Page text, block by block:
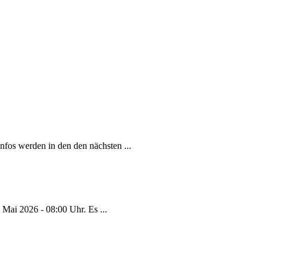
werden in den den nächsten ...
2026 - 08:00 Uhr. Es ...